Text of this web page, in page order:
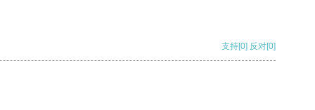
支持[0] 反对[0]